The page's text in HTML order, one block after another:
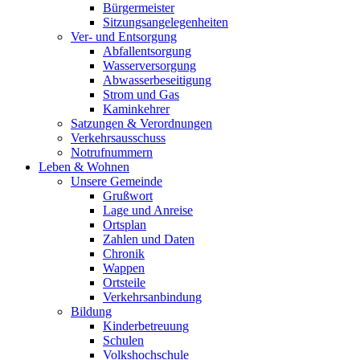
Bürgermeister
Sitzungsangelegenheiten
Ver- und Entsorgung
Abfallentsorgung
Wasserversorgung
Abwasserbeseitigung
Strom und Gas
Kaminkehrer
Satzungen & Verordnungen
Verkehrsausschuss
Notrufnummern
Leben & Wohnen
Unsere Gemeinde
Grußwort
Lage und Anreise
Ortsplan
Zahlen und Daten
Chronik
Wappen
Ortsteile
Verkehrsanbindung
Bildung
Kinderbetreuung
Schulen
Volkshochschule